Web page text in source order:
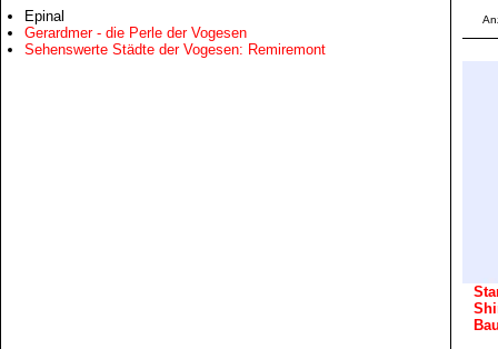
Epinal
Gerardmer - die Perle der Vogesen
Sehenswerte Städte der Vogesen: Remiremont